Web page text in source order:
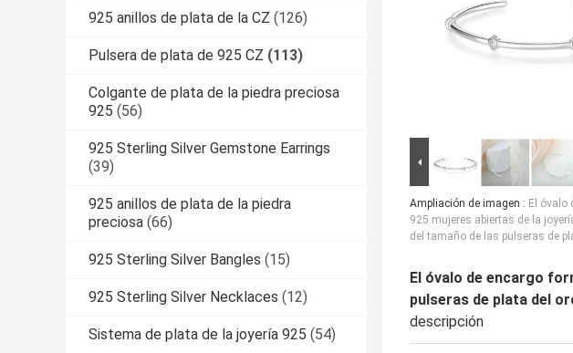
925 anillos de plata de la CZ (126)
Pulsera de plata de 925 CZ (113)
Colgante de plata de la piedra preciosa
925 (56)
925 Sterling Silver Gemstone Earrings
(39)
925 anillos de plata de la piedra
preciosa (66)
925 Sterling Silver Bangles (15)
925 Sterling Silver Necklaces (12)
Sistema de plata de la joyería 925 (54)
Ampliación de imagen : El óvalo
925 mujeres abiertas de la
del tamaño de las pulseras de
El óvalo de encargo
pulseras de plata del
descripción